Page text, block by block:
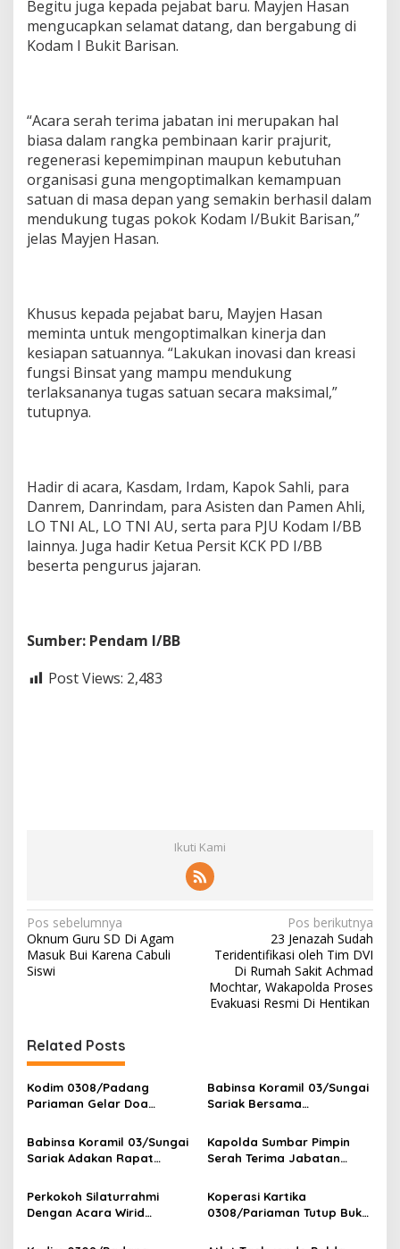
Begitu juga kepada pejabat baru. Mayjen Hasan
mengucapkan selamat datang, dan bergabung di
Kodam I Bukit Barisan.
“Acara serah terima jabatan ini merupakan hal
biasa dalam rangka pembinaan karir prajurit,
regenerasi kepemimpinan maupun kebutuhan
organisasi guna mengoptimalkan kemampuan
satuan di masa depan yang semakin berhasil dalam
mendukung tugas pokok Kodam I/Bukit Barisan,”
jelas Mayjen Hasan.
Khusus kepada pejabat baru, Mayjen Hasan
meminta untuk mengoptimalkan kinerja dan
kesiapan satuannya. “Lakukan inovasi dan kreasi
fungsi Binsat yang mampu mendukung
terlaksananya tugas satuan secara maksimal,”
tutupnya.
Hadir di acara, Kasdam, Irdam, Kapok Sahli, para
Danrem, Danrindam, para Asisten dan Pamen Ahli,
LO TNI AL, LO TNI AU, serta para PJU Kodam I/BB
lainnya. Juga hadir Ketua Persit KCK PD I/BB
beserta pengurus jajaran.
Sumber: Pendam I/BB
Post Views: 2,483
Ikuti Kami
N
a
v
a
s
i
o
Pos sebelumnya
Oknum Guru SD Di Agam
Masuk Bui Karena Cabuli
Siswi
Pos berikutnya
23 Jenazah Sudah
Teridentifikasi oleh Tim DVI
Di Rumah Sakit Achmad
Mochtar, Wakapolda Proses
Evakuasi Resmi Di Hentikan
Related Posts
Kodim 0308/Padang
Pariaman Gelar Doa
Kodam XX/Tuanku Imam
Bonjol
Babinsa Koramil 03/Sungai
Sariak Bersama
VII Koto Melaksanakan
Seleksi Calon Anggota
Patamuan
Babinsa Koramil 03/Sungai
Sariak Adakan Rapat
RI Ke-81 Kantor Camat VII
Koto Patamuan
Kapolda Sumbar Pimpin
Serah Terima Jabatan
Kapolres Jajaran
Perkokoh Silaturrahmi
Dengan Acara Wirid
Masyarakat, Danramil
Koperasi Kartika
0308/Pariaman Tutup Buku
Makodim